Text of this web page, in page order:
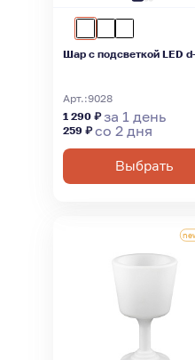
Шар с подсветкой LED
Арт.:9028
1 290 ₽ за 1 день
259 ₽со 2 дня
Выбрать